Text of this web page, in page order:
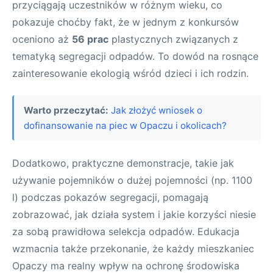
przyciągają uczestników w różnym wieku, co
pokazuje choćby fakt, że w jednym z konkursów
oceniono aż 56 prac plastycznych związanych z
tematyką segregacji odpadów. To dowód na rosnące
zainteresowanie ekologią wśród dzieci i ich rodzin.
Warto przeczytać: Jak złożyć wniosek o
dofinansowanie na piec w Opaczu i okolicach?
Dodatkowo, praktyczne demonstracje, takie jak
używanie pojemników o dużej pojemności (np. 1100
l) podczas pokazów segregacji, pomagają
zobrazować, jak działa system i jakie korzyści niesie
za sobą prawidłowa selekcja odpadów. Edukacja
wzmacnia także przekonanie, że każdy mieszkaniec
Opaczy ma realny wpływ na ochronę środowiska